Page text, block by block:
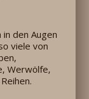
in den Augen
viele von
Werwölfe,